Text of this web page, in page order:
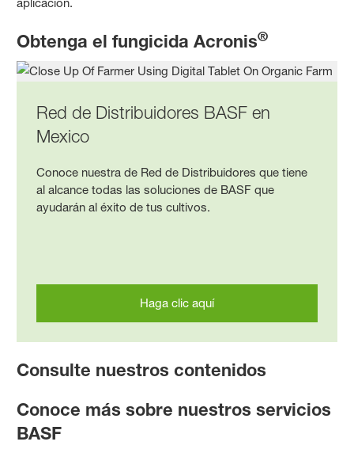
aplicación.
Obtenga el fungicida Acronis®
Red de Distribuidores BASF en
Mexico
Conoce nuestra de Red de Distribuidores que tiene
al alcance todas las soluciones de BASF que
ayudarán al éxito de tus cultivos.
Haga clic aquí
Consulte nuestros contenidos
Conoce más sobre nuestros servicios
BASF